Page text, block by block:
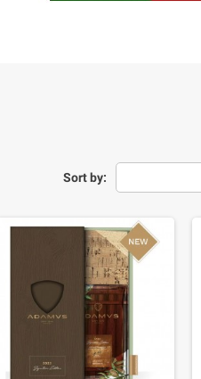
Sort by: